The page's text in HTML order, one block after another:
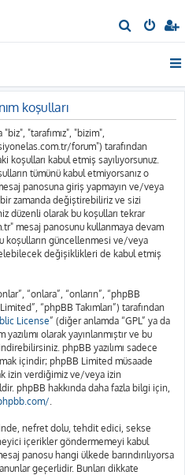
r
koşulları
"tarafımız", "bizim",
forum") tarafından
koşulları kabul etmiş sayılıyorsunuz.
tümünü kabul etmiyorsanız o
panosuna giriş yapmayın ve/veya
zamanda değiştirebiliriz ve sizi
düzenli olarak bu koşulları tekrar
mesaj panosunu kullanmaya devam
koşulların güncellenmesi ve/veya
değişiklikleri de kabul etmiş
“onlara”, “onların”, “phpBB
“phpBB Takımları”) tarafından
License” (diğer anlamda “GPL” ya da
olarak yayınlanmıştır ve bu
phpBB yazılımı sadece
içindir; phpBB Limited müsaade
izin verdiğimiz ve/veya izin
phpBB hakkında daha fazla bilgi için,
.
nefret dolu, tehdit edici, sekse
içerikler göndermemeyi kabul
panosu hangi ülkede barındırılıyorsa
geçerlidir. Bunları dikkate